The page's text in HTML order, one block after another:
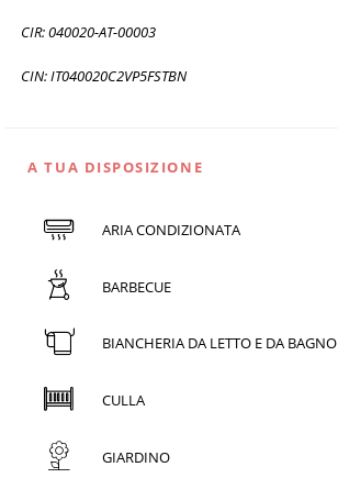
CIR: 040020-AT-00003
CIN: IT040020C2VP5FSTBN
A TUA DISPOSIZIONE
ARIA CONDIZIONATA
BARBECUE
BIANCHERIA DA LETTO E DA BAGNO
CULLA
GIARDINO